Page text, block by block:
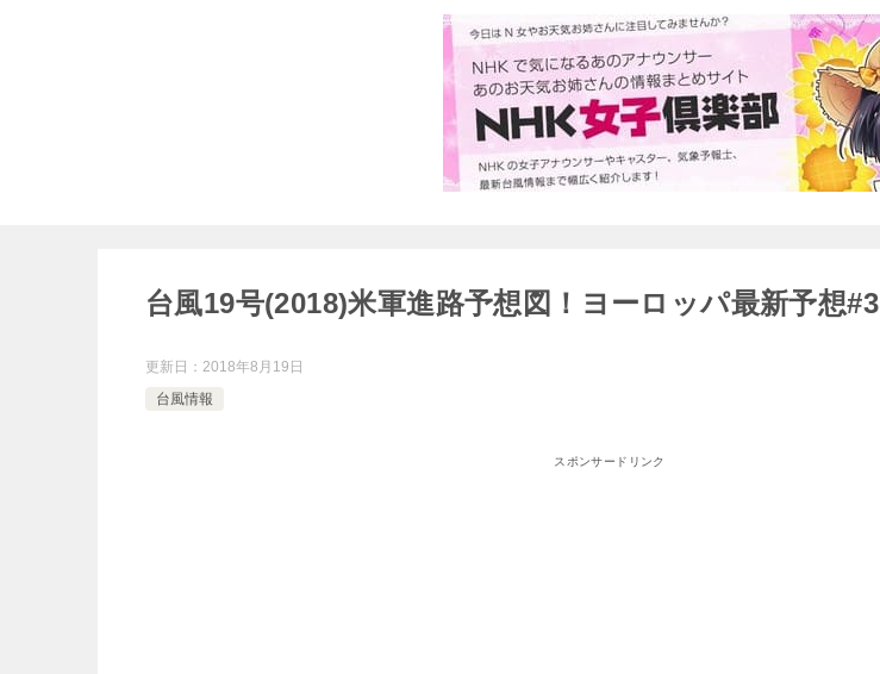
台風19号(2018)米軍進路予想図！ヨーロッパ最新予想#3
更新日： 2018年8月19日
台風情報
スポンサードリンク